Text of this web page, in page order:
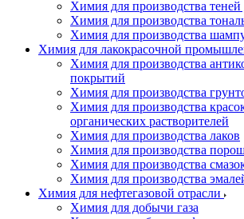
Химия для производства теней
Химия для производства
Химия для производства
Химия для лакокрасочной
Химия для производства
покрытий
Химия для производства
Химия для производства
органических растворителей
Химия для производства лаков
Химия для производства
Химия для производства
Химия для производства
Химия для нефтегазовой отрасли
Химия для добычи газа